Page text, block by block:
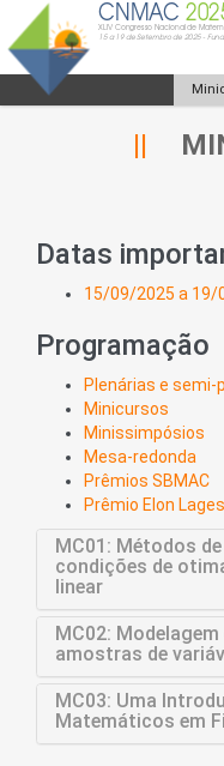
CNMAC
XLIV Congresso Nacional de
15 a 19 de Setembro de 2025 -
Datas
15/09/2025 a 19/
Programação
Plenárias e semi-
Minicursos
Minissimpósios
Mesa-redonda
Prêmios SBMAC
Prêmio Elon
MC01: Métodos
condições de
linear
MC02:
amostras de
MC03: Uma
Matemáticos em